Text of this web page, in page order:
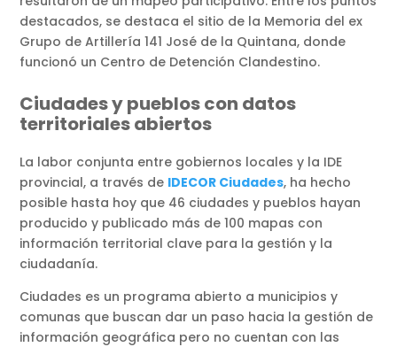
destacados, se destaca el sitio de la Memoria del ex
Grupo de Artillería 141 José de la Quintana, donde
funcionó un Centro de Detención Clandestino.
Ciudades y pueblos con datos
territoriales abiertos
La labor conjunta entre gobiernos locales y la IDE
provincial, a través de IDECOR Ciudades, ha hecho
posible hasta hoy que 46 ciudades y pueblos hayan
producido y publicado más de 100 mapas con
información territorial clave para la gestión y la
ciudadanía.
Ciudades es un programa abierto a municipios y
comunas que buscan dar un paso hacia la gestión de
información geográfica pero no cuentan con las